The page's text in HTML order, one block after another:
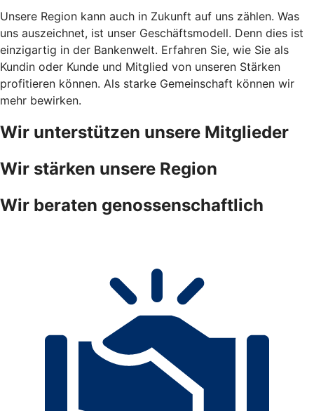
Unsere Region kann auch in Zukunft auf uns zählen. Was
uns auszeichnet, ist unser Geschäftsmodell. Denn dies ist
einzigartig in der Bankenwelt. Erfahren Sie, wie Sie als
Kundin oder Kunde und Mitglied von unseren Stärken
profitieren können. Als starke Gemeinschaft können wir
mehr bewirken.
Wir unterstützen unsere Mitglieder
Wir stärken unsere Region
Wir beraten genossenschaftlich